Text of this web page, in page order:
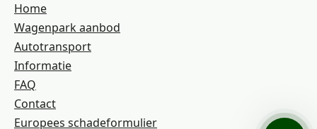
Home
Wagenpark aanbod
Autotransport
Informatie
FAQ
Contact
Europees schadeformulier